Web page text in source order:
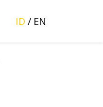
ID / EN